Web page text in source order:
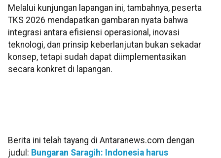
Melalui kunjungan lapangan ini, tambahnya, peserta
TKS 2026 mendapatkan gambaran nyata bahwa
integrasi antara efisiensi operasional, inovasi
teknologi, dan prinsip keberlanjutan bukan sekadar
konsep, tetapi sudah dapat diimplementasikan
secara konkret di lapangan.
Berita ini telah tayang di Antaranews.com dengan
judul: Bungaran Saragih: Indonesia harus